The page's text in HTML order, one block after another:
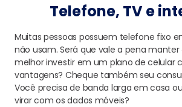
Telefone, TVe
Muitas pessoas possuem telefone fixo
não usam. Será que valea pena manter
melhorinvestir em um plano de celular
vantagens? Cheque também seu
Você precisa de banda larga em casa
virar com os dados móveis?